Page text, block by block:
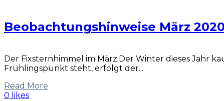
Beobachtungshinweise März 2020
Der Fixsternhimmel im März:Der Winter dieses Jahr
Frühlingspunkt steht, erfolgt der...
Read More
0 likes